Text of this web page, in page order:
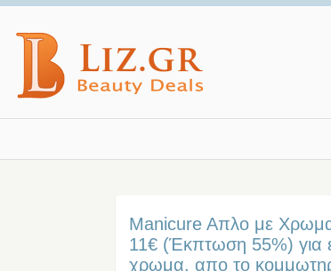
Manicure Aπλο με
11€ (Έκπτωση 55%) για
χρωμα, απο το